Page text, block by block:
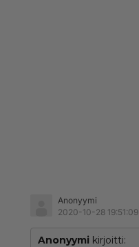
Anonyymi
2020-10-28 19:51:09
Anonyymi kirjoitti: